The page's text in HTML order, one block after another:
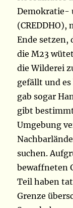
Demokratie-
(CREDDHO),
Ende setzen,
die M23
die Wilderei
gefällt und
gab sogar
gibt
Umgebung
suchen.
bewaffneten
Teil haben
Grenze